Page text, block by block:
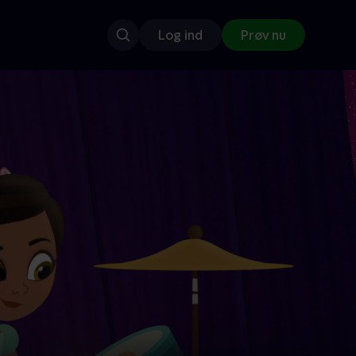
Log ind Prøv nu